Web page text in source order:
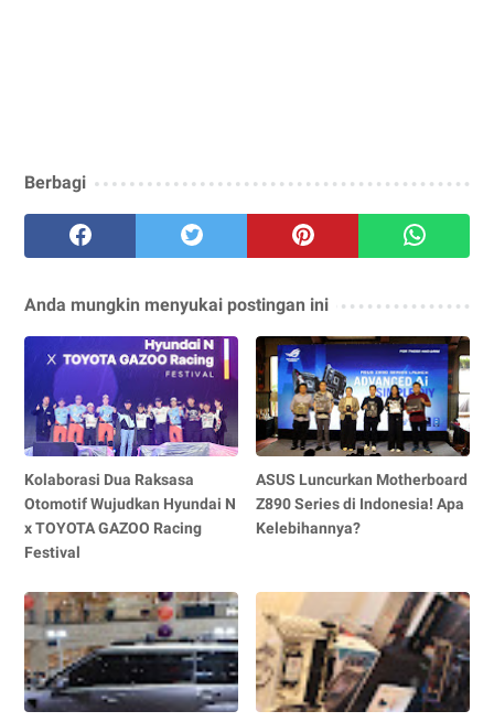
Berbagi
Anda mungkin menyukai postingan ini
Kolaborasi Dua Raksasa
Otomotif Wujudkan Hyundai N
x TOYOTA GAZOO Racing
Festival
ASUS Luncurkan Motherboard
Z890 Series di Indonesia! Apa
Kelebihannya?